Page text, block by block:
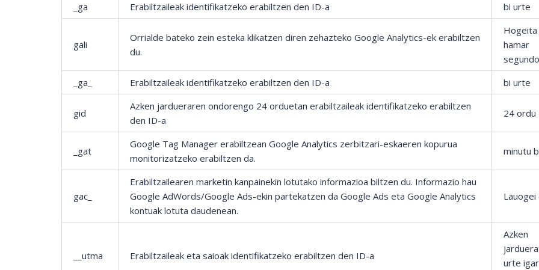
_ga
Erabiltzaileak identifikatzeko erabiltzen den ID-a bi urte
gali
Orrialde bateko zein esteka klikatzen diren zehazteko Google Analytics-ek erabiltzen
du.
Hogeita
hamar
segundo
_ga_
Erabiltzaileak identifikatzeko erabiltzen den ID-a bi urte
gid
Azken jardueraren ondorengo 24 orduetan erabiltzaileak identifikatzeko erabiltzen
den ID-a
24 ordu
_gat
Google Tag Manager erabiltzean Google Analytics zerbitzari-eskaeren kopurua
monitorizatzeko erabiltzen da.
minutu
gac_
Erabiltzailearen marketin kanpainekin lotutako informazioa biltzen du. Informazio hau
Google AdWords/Google Ads-ekin partekatzen da Google Ads eta Google Analytics
kontuak lotuta daudenean.
Lauogei
__utma Erabiltzaileak eta saioak identifikatzeko erabiltzen den ID-a
Azken
urte